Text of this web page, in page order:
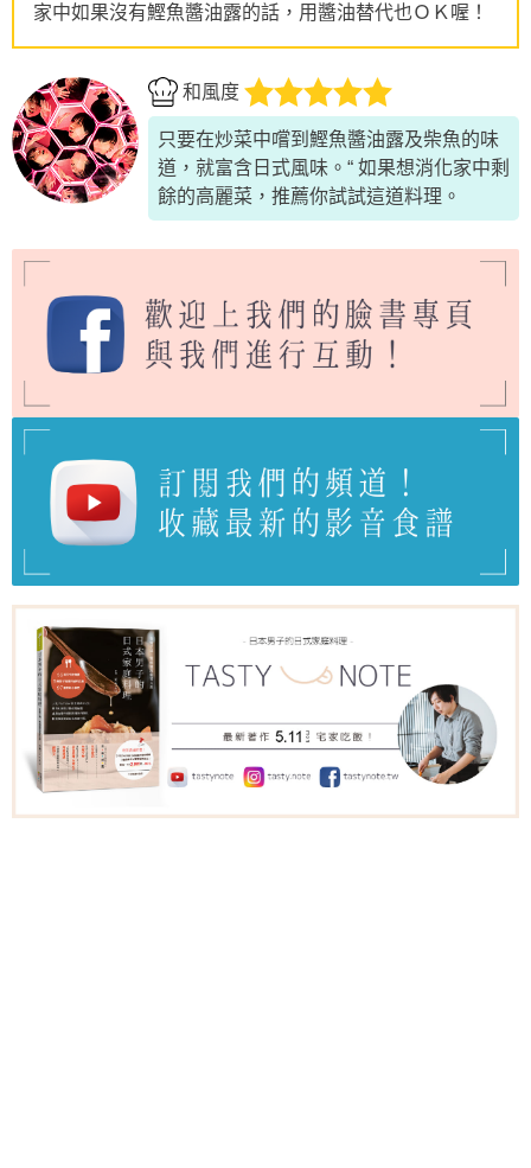
家中如果沒有鰹魚醬油露的話，用醬油替代也ＯＫ喔！
和風度
只要在炒菜中嚐到鰹魚醬油露及柴魚的味
道，就富含日式風味。“ 如果想消化家中剩
餘的高麗菜，推薦你試試這道料理。